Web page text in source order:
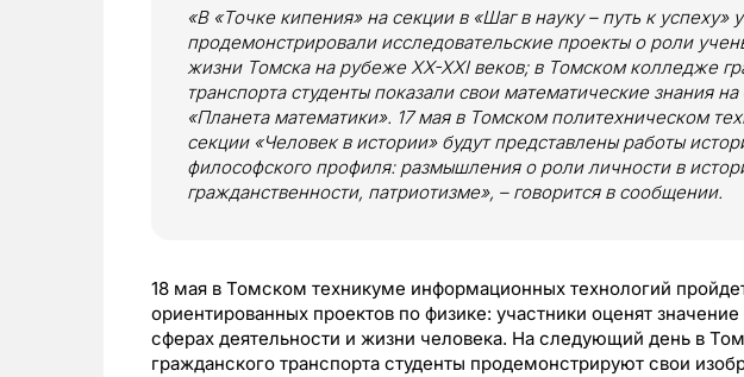
«В «Точке кипения» на секции в «Шаг в науку – путь к успеху»
продемонстрировали исследовательские проекты о роли
жизни Томска на рубеже XX-XXI веков; в Томском колледже
транспорта студенты показали свои математические знания
«Планета математики». 17 мая в Томском политехническом
секции «Человек в истории» будут представлены работы
философского профиля: размышления о роли личности в
гражданственности, патриотизме», – говорится в сообщении.
18 мая в Томском техникуме информационных технологий
ориентированных проектов по физике: участники оценят
сферах деятельности и жизни человека. На следующий день в
гражданского транспорта студенты продемонстрируют свои